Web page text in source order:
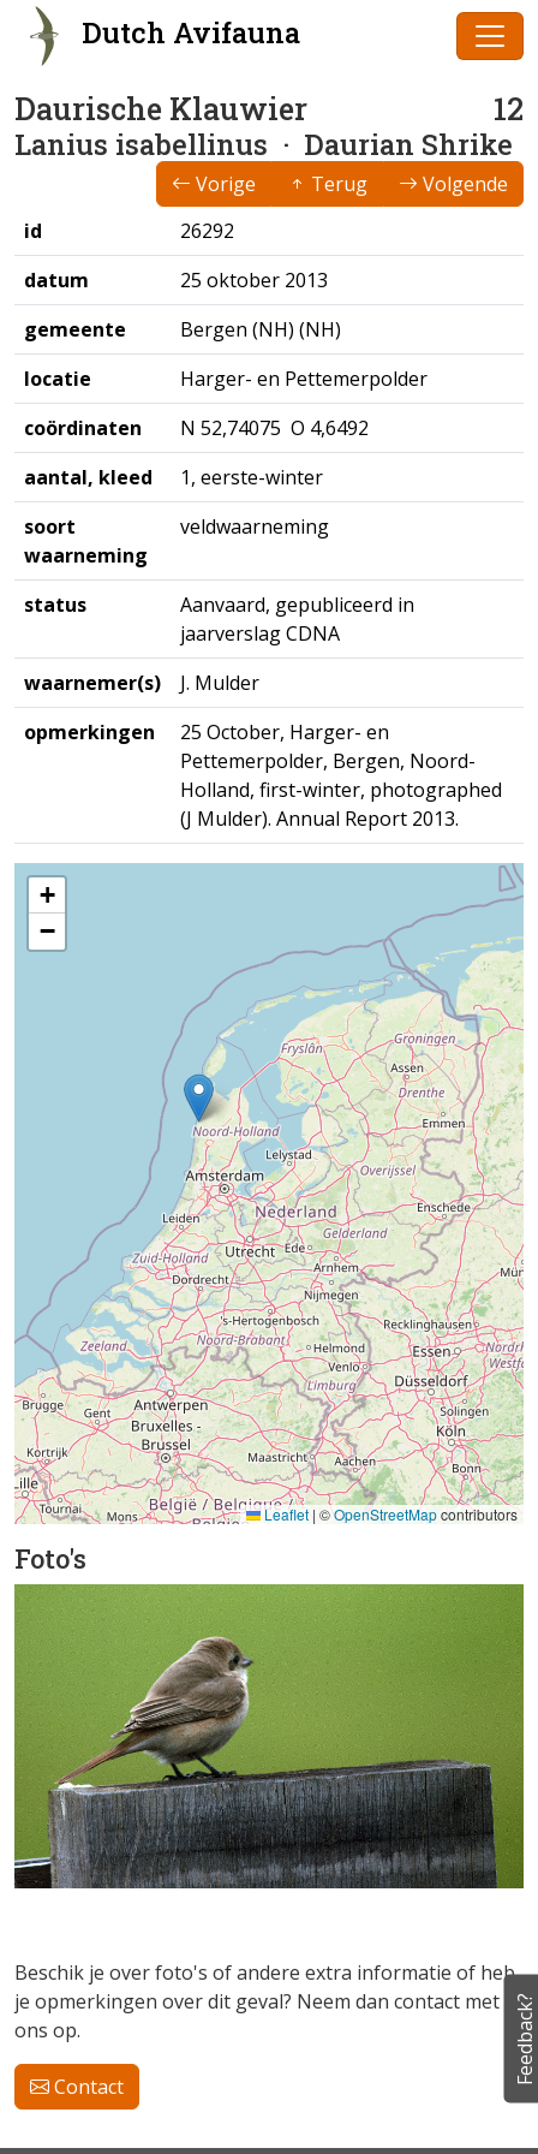
Dutch Avifauna
Daurische Klauwier 12
Lanius isabellinus · Daurian Shrike
Vorige Terug
Volgende
id
26292
datum
25 oktober 2013
gemeente
Bergen (NH) (NH)
locatie
Harger- en Pettemerpolder
coördinaten
N 52,74075 O 4,6492
aantal, kleed
1, eerste-winter
soort
waarneming
veldwaarneming
status
Aanvaard, gepubliceerd in
jaarverslag CDNA
waarnemer(s)
J. Mulder
opmerkingen
25 October, Harger- en
Pettemerpolder, Bergen, Noord-
Holland, first-winter, photographed
(J Mulder). Annual Report 2013.
+
−
Leaflet| ©OpenStreetMapcontributors
Foto's
Beschik je over foto's of andere extra informatie of heb
je opmerkingen over dit geval? Neem dan contact met
ons op.
Contact
Feedback?